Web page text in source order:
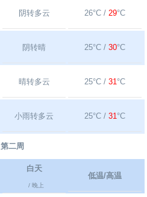
阴转多云 26°C / 29°C
阴转晴 25°C / 30°C
晴转多云 25°C / 31°C
小雨转多云 25°C / 31°C
第二周
白天
/ 晚上
低温/高温